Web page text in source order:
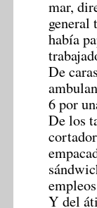
mar,
general
había
De
6 por
De los
Y del